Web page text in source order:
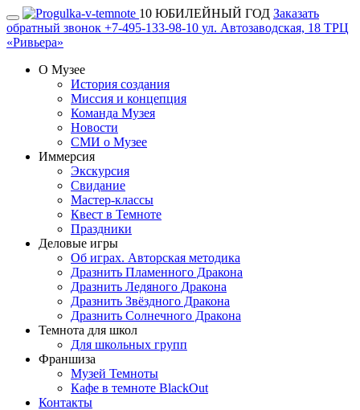
10 ЮБИЛЕЙНЫЙ ГОД Заказать
обратный звонок +7-495-133-98-10 ул. Автозаводская, 18 ТРЦ
«Ривьера»
О Музее
История создания
Миссия и концепция
Команда Музея
Новости
СМИ о Музее
Иммерсия
Экскурсия
Свидание
Мастер-классы
Квест в Темноте
Праздники
Деловые игры
Об играх. Авторская методика
Дразнить Пламенного Дракона
Дразнить Ледяного Дракона
Дразнить Звёздного Дракона
Дразнить Солнечного Дракона
Темнота для школ
Для школьных групп
Франшиза
Музей Темноты
Кафе в темноте BlackOut
Контакты